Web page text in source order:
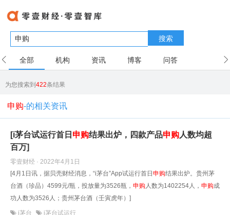
搜索
全部 机构 资讯 博客 问答
为您搜索到422条结果
申购-的相关资讯
[i茅台试运行首日 申购结果出炉，四款产品申购人数均超
百万]
零壹财经 · 2022年4月1日
[4月1日讯，据贝壳财经消息，“i茅台”App试运行首日申购结果出炉。贵州茅
台酒（珍品）4599元/瓶，投放量为3526瓶， 申购 人数为1402254人， 申购成
功人数为3526人；贵州茅台酒（壬寅虎年）]
i茅台 i茅台试运行